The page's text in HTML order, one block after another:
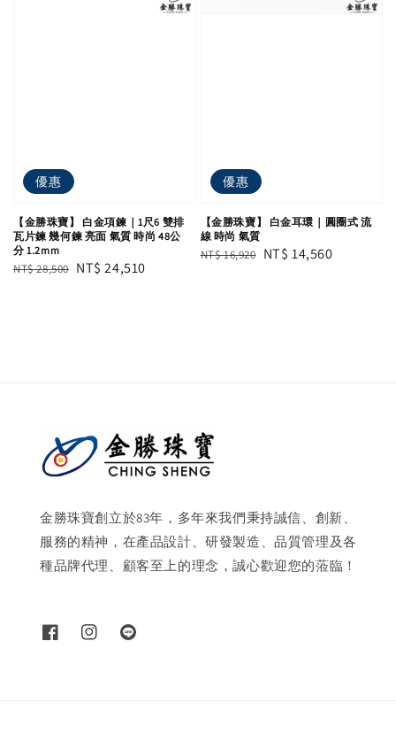
優惠
【金勝珠寶】 白金項鍊｜1尺6 雙排
瓦片鍊 幾何鍊 亮面 氣質 時尚 48公
分 1.2mm
Regular
NT$ 28,500 Sale
NT$ 24,510
優惠
【金勝珠寶】 白金耳環｜圓圈式 流
線 時尚 氣質
Regular
NT$ 16,920 Sale
NT$ 14,560
金勝珠寶創立於83年，多年來我們秉持誠信、創新、
服務的精神，在產品設計、研發製造、品質管理及各
種品牌代理、顧客至上的理念，誠心歡迎您的蒞臨！